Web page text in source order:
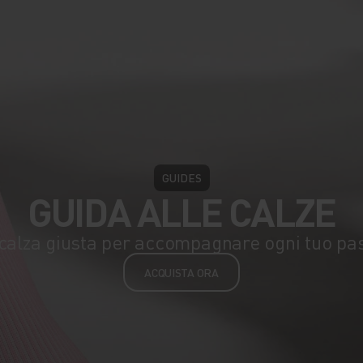
GUIDES
GUIDA ALLE CALZE
giusta per accompagnare ogni tuo
ACQUISTA ORA